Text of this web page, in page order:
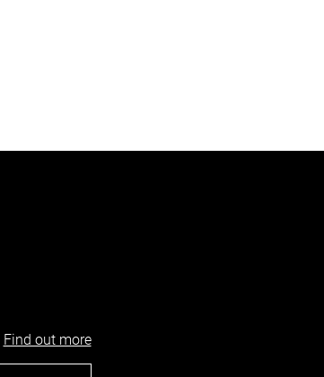
Find out more